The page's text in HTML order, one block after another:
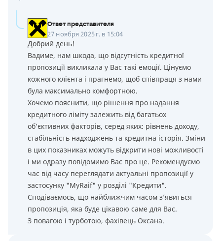
Ответ представителя
27 ноября 2025 г. в 15:04
Добрий день!
Вадиме, нам шкода, що відсутність кредитної
пропозиції викликала у Вас такі емоції. Цінуємо
кожного клієнта і прагнемо, щоб співпраця з нами
була максимально комфортною.
Хочемо пояснити, що рішення про надання
кредитного ліміту залежить від багатьох
об’єктивних факторів, серед яких: рівнень доходу,
стабільність надходжень та кредитна історія. Зміни
в цих показниках можуть відкрити нові можливості
і ми одразу повідомимо Вас про це. Рекомендуємо
час від часу переглядати актуальні пропозиції у
застосунку "MyRaif" у розділі "Кредити".
Сподіваємось, що найближчим часом з’явиться
пропозиція, яка буде цікавою саме для Вас.
З повагою і турботою, фахівець Оксана.